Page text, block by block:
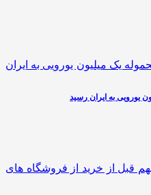
یورویی به ایران رسید